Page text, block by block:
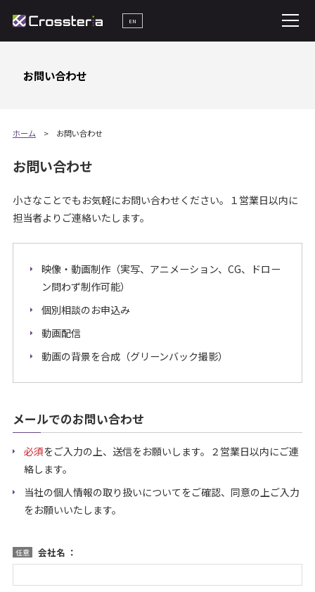
EN
お問い合わせ
ホーム お問い合わせ
お問い合わせ
小さなことでもお気軽にお問い合わせください。１営業日以内に
担当者よりご連絡いたします。
映像・動画制作（実写、アニメーション、CG、ドロー
ン問わず制作可能）
個別相談のお申込み
動画配信
動画の背景を合成（グリーンバック撮影）
メールでのお問い合わせ
必須をご入力の上、送信をお願いします。２営業日以内にご連
絡します。
当社の個人情報の取り扱いについてをご確認、同意の上ご入力
をお願いいたします。
任意 会社名 ：